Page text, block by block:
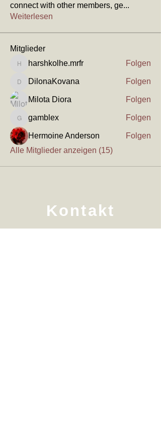
connect with other members, ge...
Weiterlesen
Mitglieder
harshkolhe.mrfr
harshkolhe.mrfr Folgen
DilonaKovana
DilonaKovana Folgen
Milota Diora Folgen
gamblex
gamblex Folgen
Hermoine Anderson
Folgen
Alle Mitglieder anzeigen (15)
Kontakt